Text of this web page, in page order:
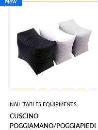
NAIL TABLES EQUIPMENTS
CUSCINO
POGGIAMANO/POGGIAPIEDI